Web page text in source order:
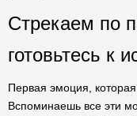
Стрекаем по
готовьтесь к
Первая эмоция, которая
Вспоминаешь все эти